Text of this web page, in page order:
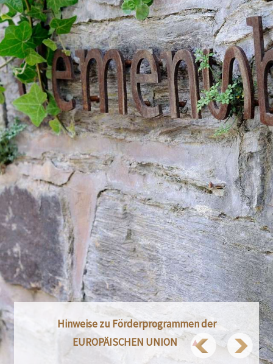
Hinweise zu Förderprogrammen der
EUROPÄISCHEN UNION ▲